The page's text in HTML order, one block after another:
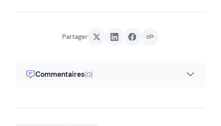
Partager
Commentaires(0)